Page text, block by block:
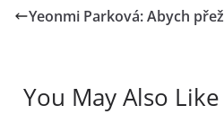
Yeonmi Parková: Abych
You May Also Like